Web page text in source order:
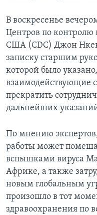
В воскресенье
Центров по контролю
США (CDC) Джон
записку старшим
которой было
взаимодействующие
прекратить
дальнейших
По мнению
работы может
вспышками вируса
Африке, а также
новым глобальным
произошло в тот
здравоохранения по